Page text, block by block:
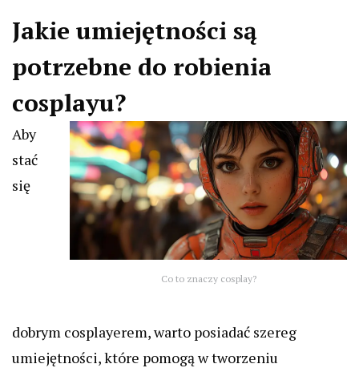
Jakie umiejętności są
potrzebne do robienia
cosplayu?
Co to znaczy cosplay?
Aby
stać
się
dobrym cosplayerem, warto posiadać szereg
umiejętności, które pomogą w tworzeniu